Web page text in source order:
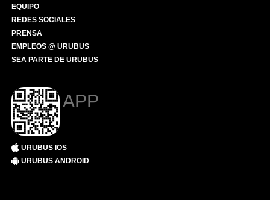
EQUIPO
REDES SOCIALES
PRENSA
EMPLEOS @ URUBUS
SEA PARTE DE URUBUS
APP
URUBUS IOS
URUBUS ANDROID